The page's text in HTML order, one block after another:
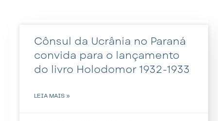
Cônsul da Ucrânia no Paraná
convida para o lançamento
do livro Holodomor 1932-1933
LEIA MAIS »